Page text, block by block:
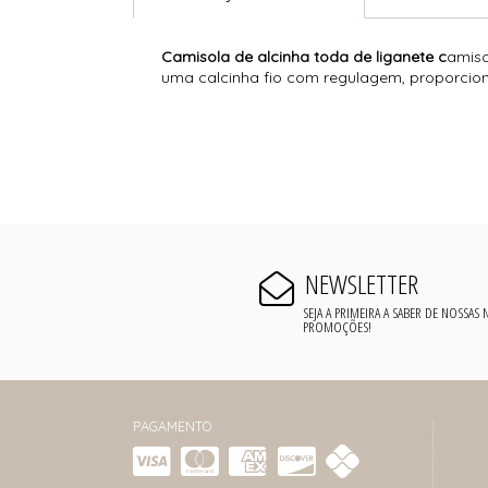
Camisola de alcinha toda de liganete c
uma calcinha fio com regulagem,
NEWSLETTER
SEJA A PRIMEIRA A SABER DE NOSSAS
PROMOÇÕES!
PAGAMENTO